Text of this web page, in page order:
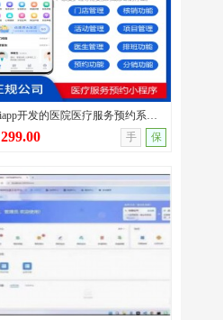
uniapp开发的医院医疗服务预约系统源码/口腔医院/宠物医院/中医馆/服务行业预约管理系统
299.00 手 保